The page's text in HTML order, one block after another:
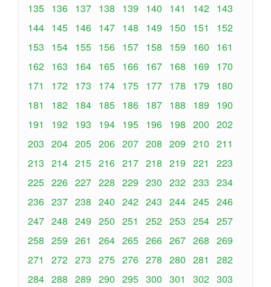
135 136 137 138 139 140 141 142 143
144 145 146 147 148 149 150 151
152
153
154 155 156 157 158 159 160
161
162 163 164 165 166 167 168 169
170
171
172 173 174 175 177 178 179
180
181
182 184 185 186 187 188 189
190
191
192 193 194 195 196 198 200 202
203 204 205 206 207 208 209 210 211
213 214 215 216 217 218 219 221
223
225 226 227 228 229 230 232 233 234
236 237 238 240 242 243 244 245 246
247 248 249 250 251 252 253 254 257
258 259 261 264 265 266 267 268 269
271
272 273 275 276 278 280 281
282
284 288 289 290 295 300 301 302 303